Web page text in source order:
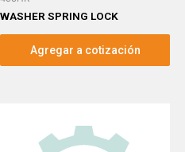
WASHER SPRING LOCK
Agregar a cotización